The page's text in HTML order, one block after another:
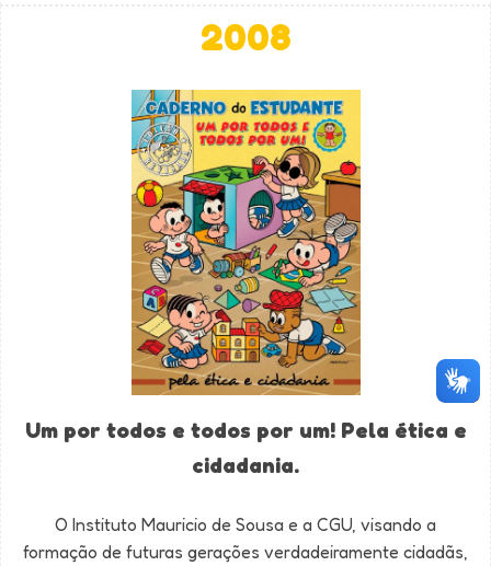
2008
Um por todos e todos por um! Pela ética e
cidadania.
O Instituto Mauricio de Sousa e a CGU, visando a
formação de futuras gerações verdadeiramente cidadãs,